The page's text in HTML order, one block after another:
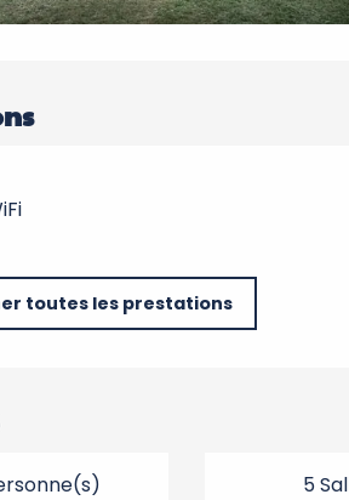
toutes les prestations
5